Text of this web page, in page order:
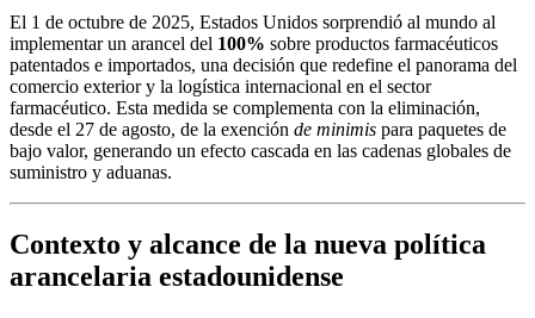
El 1 de octubre de 2025, Estados Unidos sorprendió al mundo al
implementar un arancel del 100% sobre productos farmacéuticos
patentados e importados, una decisión que redefine el panorama del
comercio exterior y la logística internacional en el sector
farmacéutico. Esta medida se complementa con la eliminación,
desde el 27 de agosto, de la exención de minimis para paquetes de
bajo valor, generando un efecto cascada en las cadenas globales de
suministro y aduanas.
Contexto y alcance de la nueva política
arancelaria estadounidense